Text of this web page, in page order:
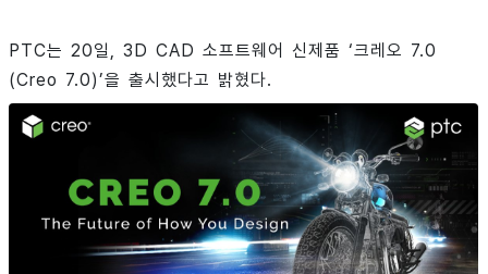
PTC는 20일, 3D CAD 소프트웨어 신제품 ‘크레오 7.0
(Creo 7.0)’을 출시했다고 밝혔다.